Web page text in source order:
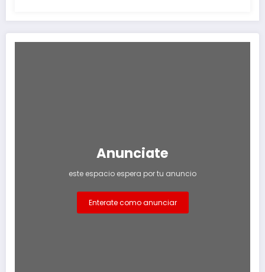
Anunciate
este espacio espera por tu anuncio
Enterate como anunciar